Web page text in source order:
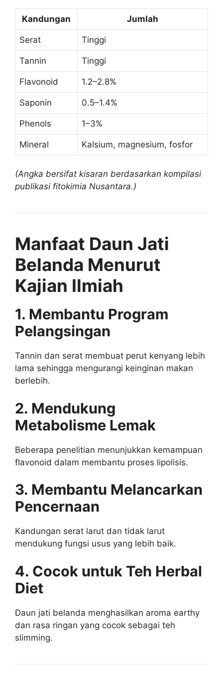
Kandungan Jumlah
Serat Tinggi
Tannin Tinggi
Flavonoid 1.2–2.8%
Saponin 0.5–1.4%
Phenols 1–3%
Mineral Kalsium, magnesium, fosfor
(Angka bersifat kisaran berdasarkan kompilasi
publikasi fitokimia Nusantara.)
Manfaat Daun Jati
Belanda Menurut
Kajian Ilmiah
1. Membantu Program
Pelangsingan
Tannin dan serat membuat perut kenyang lebih
lama sehingga mengurangi keinginan makan
berlebih.
2. Mendukung
Metabolisme Lemak
Beberapa penelitian menunjukkan kemampuan
flavonoid dalam membantu proses lipolisis.
3. Membantu Melancarkan
Pencernaan
Kandungan serat larut dan tidak larut
mendukung fungsi usus yang lebih baik.
4. Cocok untuk Teh Herbal
Diet
Daun jati belanda menghasilkan aroma earthy
dan rasa ringan yang cocok sebagai teh
slimming.